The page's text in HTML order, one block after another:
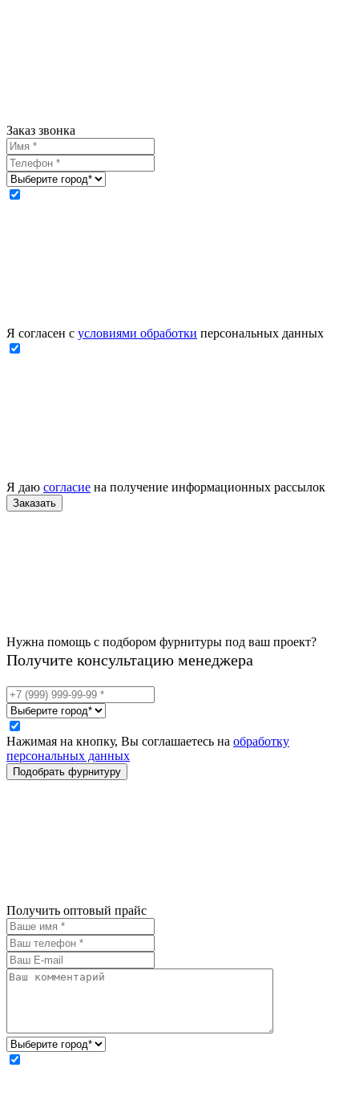
Заказ звонка
Я согласен с условиями обработки персональных данных
Я даю согласие на получение информационных рассылок
Нужна помощь с подбором фурнитуры под ваш проект?
Получите консультацию менеджера
Нажимая на кнопку, Вы соглашаетесь на обработку
персональных данных
Получить оптовый прайс